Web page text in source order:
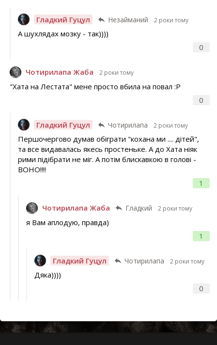
Гладкий Гуцул Незайманий 2 роки тому
0
А шухлядах мозку - так))))
Чотирилапа Жаба 2 роки тому
0
"Хата на Лестата" мене просто вбила на повал :Р
Гладкий Гуцул Чотирилапа 2 роки тому
1
Першочергово думав обіграти "кохана ми .... дітей",
та все видавалась якесь простеньке. А до Хата ніяк
рими підібрати не міг. А потім блискавкою в голові -
ВОНО!!!!
Чотирилапа Жаба Гладкий 2 роки тому
1
я Вам аплодую, правда)
Гладкий Гуцул Чотирилапа 2 роки тому
0
Дяка))))